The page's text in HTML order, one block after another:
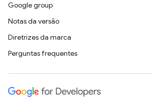
Google group
Notas da versão
Diretrizes da marca
Perguntas frequentes